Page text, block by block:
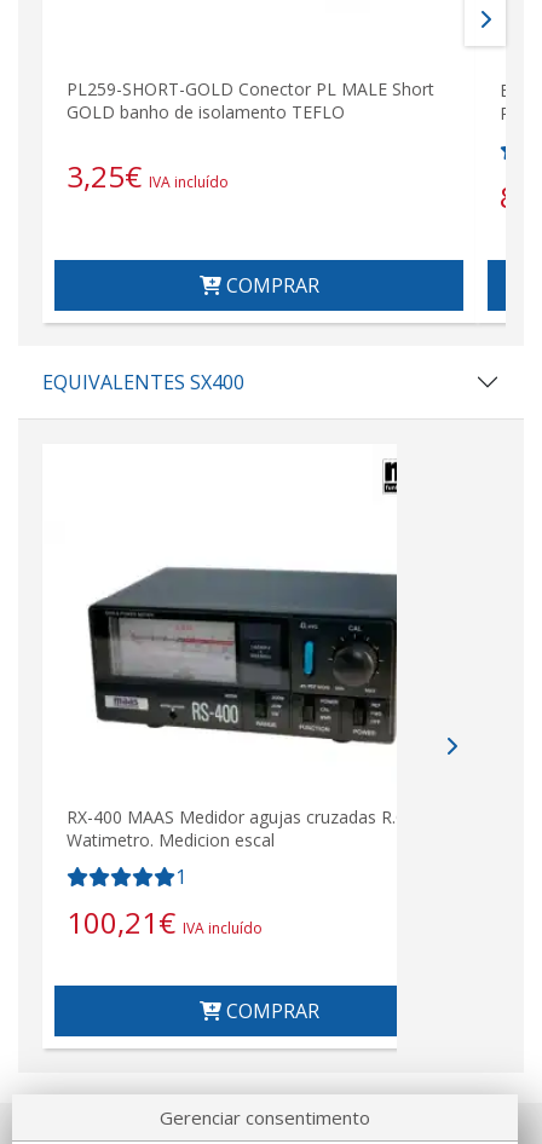
PL259-SHORT-GOLD Conector PL MALE Short
GOLD banho de isolamento TEFLO
3,25€ IVA incluído
COMPRAR
PL
EQUIVALENTES SX400
RX-400 MAAS Medidor agujas cruzadas R.O.E. /
Watimetro. Medicion escal
1
100,21€ IVA incluído
COMPRAR
Gerenciar consentimento